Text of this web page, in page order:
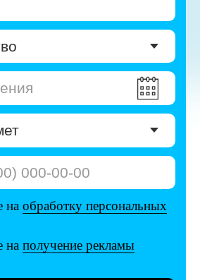
обработку персональных
получение рекламы
к анкете